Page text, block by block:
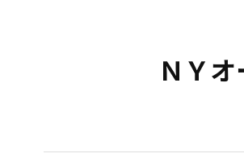
ＮＹ